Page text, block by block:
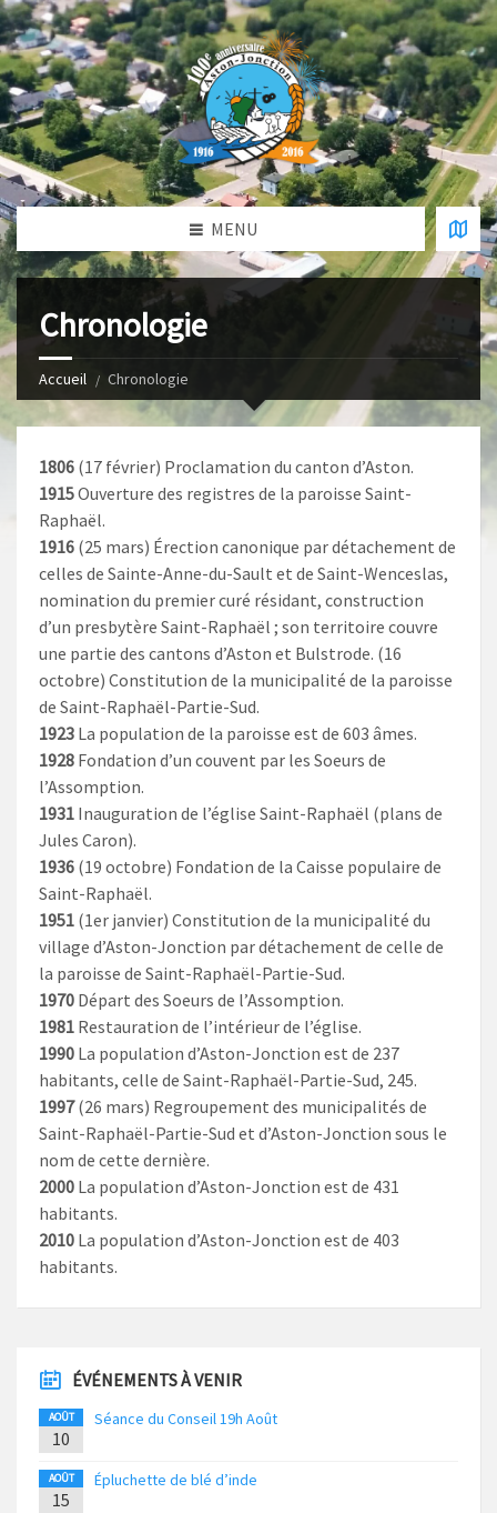
MENU
Chronologie
Accueil Chronologie
1806 (17 février) Proclamation du canton d’Aston.
1915Ouverture des registres de la paroisse Saint-
Raphaël.
1916 (25 mars) Érection canonique par détachement de
celles de Sainte-Anne-du-Sault et de Saint-Wenceslas,
nomination du premier curé résidant, construction
d’un presbytère Saint-Raphaël ; son territoire couvre
une partie des cantons d’Aston et Bulstrode. (16
octobre) Constitution de la municipalité de la paroisse
de Saint-Raphaël-Partie-Sud.
1923 La population de la paroisse est de 603 âmes.
1928 Fondation d’un couvent par les Soeurs de
l’Assomption.
1931 Inauguration de l’église Saint-Raphaël (plans de
Jules Caron).
1936 (19 octobre) Fondation de la Caisse populaire de
Saint-Raphaël.
1951 (1er janvier) Constitution de la municipalité du
village d’Aston-Jonction par détachement de celle de
la paroisse de Saint-Raphaël-Partie-Sud.
1970 Départ des Soeurs de l’Assomption.
1981 Restauration de l’intérieur de l’église.
1990 La population d’Aston-Jonction est de 237
habitants, celle de Saint-Raphaël-Partie-Sud, 245.
1997(26 mars) Regroupement des municipalités de
Saint-Raphaël-Partie-Sud et d’Aston-Jonction sous le
nom de cette dernière.
2000 La population d’Aston-Jonction est de 431
habitants.
2010 La population d’Aston-Jonction est de 403
habitants.
ÉVÉNEMENTS À VENIR
AOÛT
10
Séance du Conseil 19h Août
AOÛT
15
Épluchette de blé d’inde